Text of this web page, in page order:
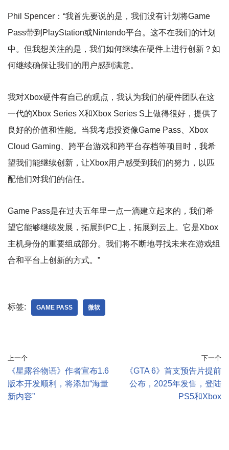
Phil Spencer：“我首先要说的是，我们没有计划将Game
Pass带到PlayStation或Nintendo平台。这不在我们的计划
中。但我想关注的是，我们如何继续在硬件上进行创新？如
何继续确保让我们的用户感到满意。
我对Xbox硬件有自己的观点，我认为我们的硬件团队在这
一代的Xbox Series X和Xbox Series S上做得很好，提供了
良好的价值和性能。当我考虑投资像Game Pass、Xbox
Cloud Gaming、跨平台游戏和跨平台存档等项目时，我希
望我们能继续创新，让Xbox用户感受到我们的努力，以匹
配他们对我们的信任。
Game Pass是在过去五年里一点一滴建立起来的，我们希
望它能够继续发展，拓展到PC上，拓展到云上。它是Xbox
主机身份的重要组成部分。我们将不断地寻找未来在游戏组
合和平台上创新的方式。”
标签: GAME PASS 微软
上一个
《星露谷物语》作者宣布1.6
版本开发顺利，将添加“海量
新内容”
下一个
《GTA 6》首支预告片提前
公布，2025年发售，登陆
PS5和Xbox